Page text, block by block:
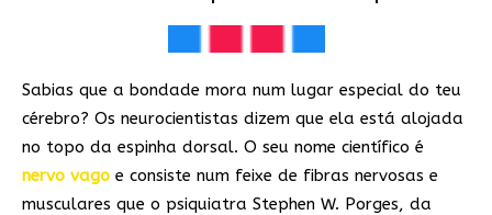
Sabias que a bondade mora num lugar especial do teu
cérebro? Os neurocientistas dizem que ela está alojada
no topo da espinha dorsal. O seu nome científico é
nervo vago e consiste num feixe de fibras nervosas e
musculares que o psiquiatra Stephen W. Porges, da